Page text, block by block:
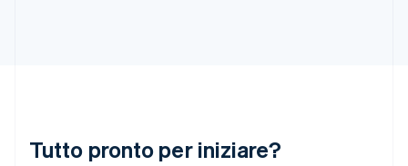
Tutto pronto per iniziare?
Lituania